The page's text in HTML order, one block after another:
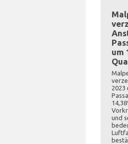
um
2023
und